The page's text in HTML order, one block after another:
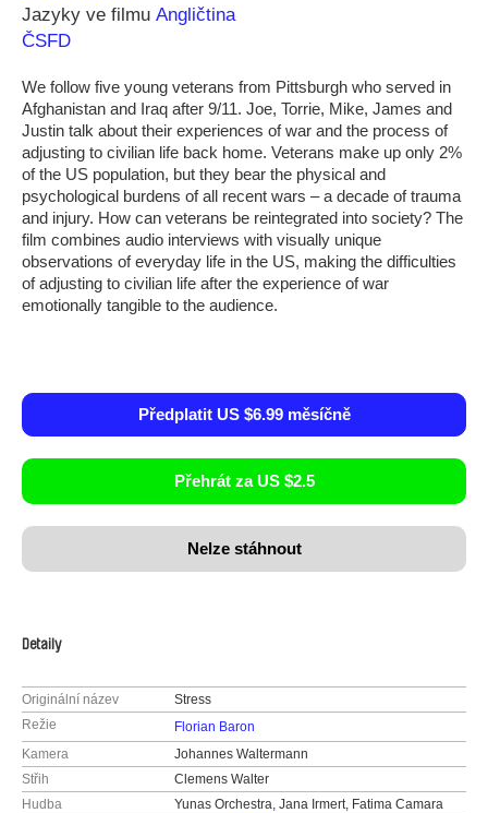
Jazyky ve filmu Angličtina
ČSFD
We follow five young veterans from Pittsburgh who served in
Afghanistan and Iraq after 9/11. Joe, Torrie, Mike, James and
Justin talk about their experiences of war and the process of
adjusting to civilian life back home. Veterans make up only 2%
of the US population, but they bear the physical and
psychological burdens of all recent wars – a decade of trauma
and injury. How can veterans be reintegrated into society? The
film combines audio interviews with visually unique
observations of everyday life in the US, making the difficulties
of adjusting to civilian life after the experience of war
emotionally tangible to the audience.
Předplatit US $6.99 měsíčně
Přehrát za US $2.5
Nelze stáhnout
Detaily
Originální název
Stress
Režie
Florian Baron
Kamera
Johannes Waltermann
Střih
Clemens Walter
Hudba
Yunas Orchestra, Jana Irmert, Fatima Camara